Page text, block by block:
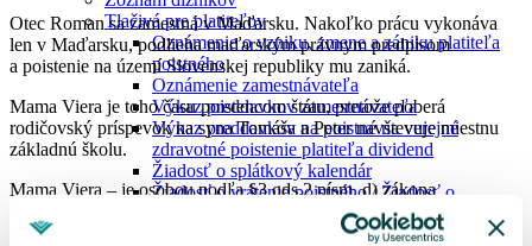
Tlačivá pre platiteľov
Oznámenie o vzniku, zmene a zániku platiteľa
poistného
Oznámenie zamestnávateľa
Výkaz preddavkov zamestnávateľa
Výkaz preddavkov na poistné na verejné
zdravotné poistenie platiteľa dividend
Žiadosť o splátkový kalendár
Žiadosť o vrátenie poistného / Žiadosť o
Vyhľadanie príslušnosti k pobočke
Otec Roman sa zamestná v Maďarsku. Nakoľko prácu vykonáva
len v Maďarsku, podlieha maďarským právnym predpisom
a poistenie na území Slovenskej republiky mu zaniká.
Mama Viera je toho času poistencom štátu, pretože poberá
rodičovský príspevok na syna Tomáša a Peter navštevuje miestnu
základnú školu.
Mama Viera – je osobou podľa §3 ods.2 písm. d) zákona
o zdravotnom poistení, konkrétne podľa bodu 2.
manžel alebo
manželka, ktorá je poberateľom rodičovského príspevku